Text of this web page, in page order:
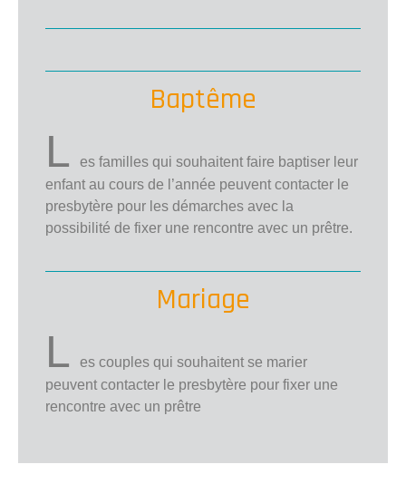
Baptême
L
es familles qui souhaitent faire baptiser leur
enfant au cours de l’année peuvent contacter le
presbytère pour les démarches avec la
possibilité de fixer une rencontre avec un prêtre.
Mariage
L
es couples qui souhaitent se marier
peuvent contacter le presbytère pour fixer une
rencontre avec un prêtre